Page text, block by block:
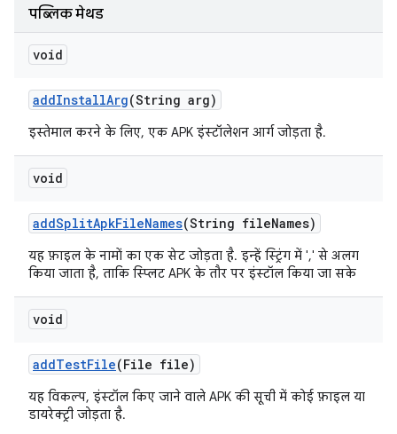
पब्लिक मेथड
void
addInstallArg(String arg)
इस्तेमाल करने के लिए, एक APK इंस्टॉलेशन आर्ग जोड़ता है.
void
addSplitApkFileNames(String fileNames)
यह फ़ाइल के नामों का एक सेट जोड़ता है. इन्हें स्ट्रिंग में ',' से अलग
किया जाता है, ताकि स्प्लिट APK के तौर पर इंस्टॉल किया जा सके
void
addTestFile(File file)
यह विकल्प, इंस्टॉल किए जाने वाले APK की सूची में कोई फ़ाइल या
डायरेक्ट्री जोड़ता है.